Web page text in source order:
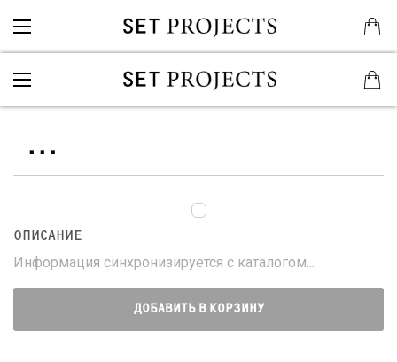
...
ОПИСАНИЕ
Информация синхронизируется с каталогом...
ДОБАВИТЬ В КОРЗИНУ